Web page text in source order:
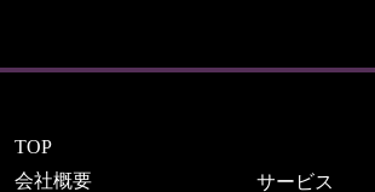
TOP
会社概要
サービス